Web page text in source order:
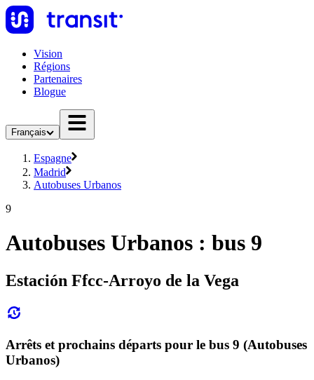
Vision
Régions
Partenaires
Blogue
Français
Espagne
Madrid
Autobuses Urbanos
9
Autobuses Urbanos : bus 9
Estación Ffcc-Arroyo de la Vega
Arrêts et prochains départs pour le bus 9 (Autobuses
Urbanos)